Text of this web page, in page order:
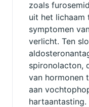
zoals
uit het lichaam
symptomen
verlicht. Ten
spironolacton,
van hormonen
aan
hartaantasting.